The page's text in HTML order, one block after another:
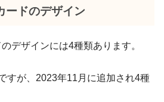
ードのデザイン
デザインには4種類あります。
すが、2023年11月に追加され4種